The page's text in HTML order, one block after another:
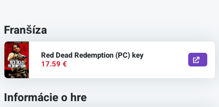
Franšíza
Red Dead Redemption (PC) key
17.59 €
Informácie o hre